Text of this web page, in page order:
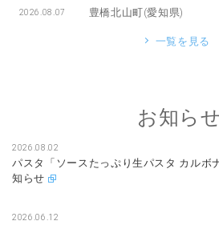
2026.08.07 豊橋北山町(愛知県)
一覧を見る
お知らせ
2026.08.02
パスタ「ソースたっぷり生パスタ カルボ
知らせ
2026.06.12